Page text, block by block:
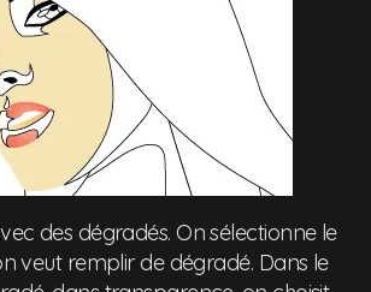
des dégradés. On sélectionne le
veut remplir de dégradé. Dans le